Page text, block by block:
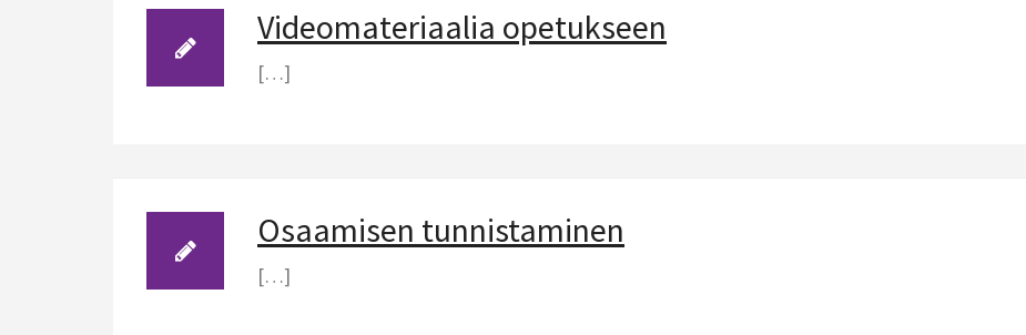
Videomateriaalia opetukseen
[…]
Osaamisen tunnistaminen
[…]